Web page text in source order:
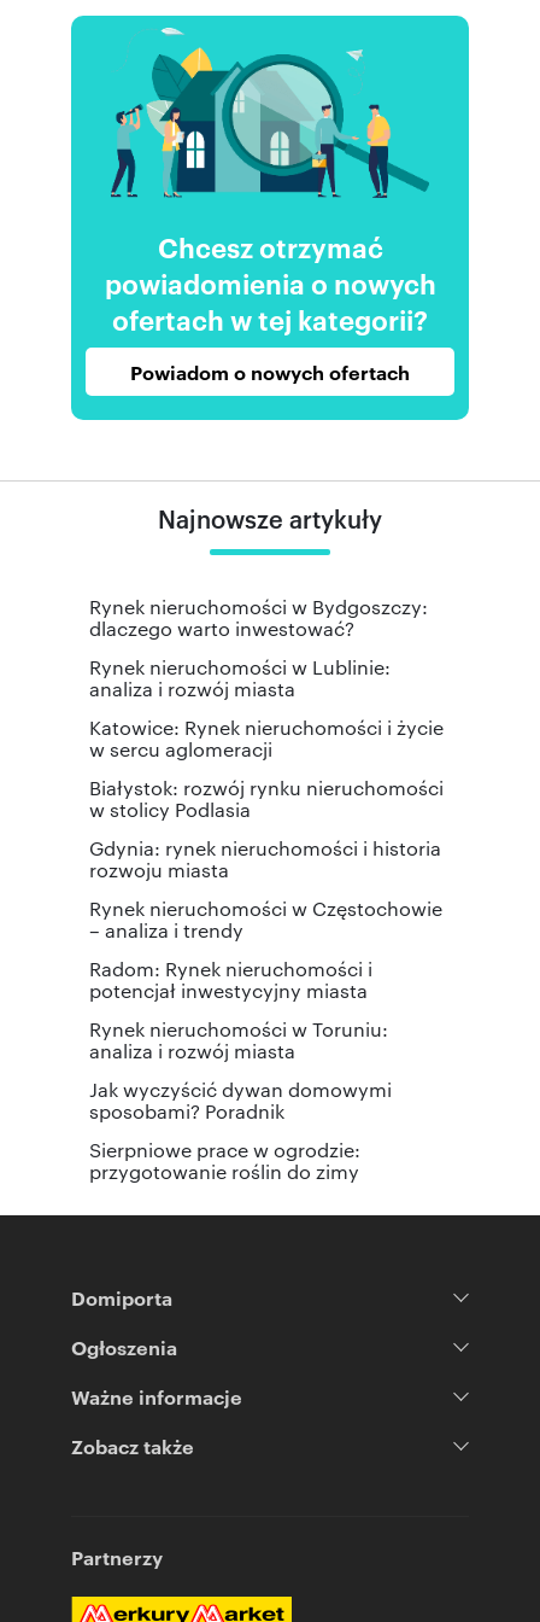
Chcesz otrzymać
powiadomienia o nowych
ofertach w tej kategorii?
Powiadom o nowych ofertach
Najnowsze artykuły
Rynek nieruchomości w Bydgoszczy:
dlaczego warto inwestować?
Rynek nieruchomości w Lublinie:
analiza i rozwój miasta
Katowice: Rynek nieruchomości i życie
w sercu aglomeracji
Białystok: rozwój rynku nieruchomości
w stolicy Podlasia
Gdynia: rynek nieruchomości i historia
rozwoju miasta
Rynek nieruchomości w Częstochowie
– analiza i trendy
Radom: Rynek nieruchomości i
potencjał inwestycyjny miasta
Rynek nieruchomości w Toruniu:
analiza i rozwój miasta
Jak wyczyścić dywan domowymi
sposobami? Poradnik
Sierpniowe prace w ogrodzie:
przygotowanie roślin do zimy
Domiporta
Ogłoszenia
Ważne informacje
Zobacz także
Partnerzy